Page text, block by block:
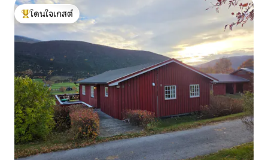
โดนใจเกสต์ที่สุด
โดนใจเกสต์